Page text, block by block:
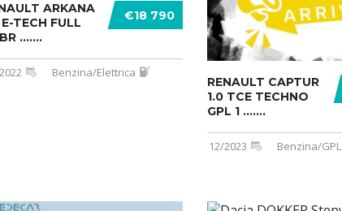
€18 790
ARKANA
E-TECH FULL
.......
Benzina/Elettrica
RENAULT CAPTUR
1.0 TCE TECHNO
GPL 1 .......
12/2023 Benzina/GPL